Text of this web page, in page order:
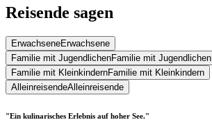
Reisende sagen
ErwachseneErwachsene
Familie mit JugendlichenFamilie mit Jugendlichen
Familie mit KleinkindernFamilie mit Kleinkindern
AlleinreisendeAlleinreisende
"Ein kulinarisches Erlebnis auf hoher See."